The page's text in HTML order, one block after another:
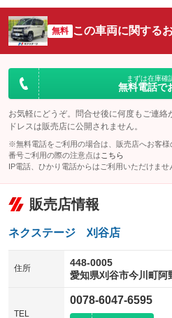
：装備なし
サイドカメラ
：装備あり
：装備なし
無料 この車両に関する
まずは在庫確
無料電話で
お気軽にどうぞ。問合せ後に何度もご連
ドレスは販売店に公開されません。
※無料電話をご利用の場合は、販売店へお客
番号ご利用の際の注意点は こちら
IP電話、ひかり電話からはご利用いただけませ
販売店情報
ネクステージ 刈谷店
住所
448-0005
愛知県刈谷市今川町阿
TEL
0078-6047-6595